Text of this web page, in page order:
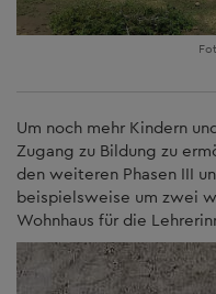
Um noch mehr Kindern
Zugang zu Bildung zu
den weiteren Phasen III
beispielsweise um zwei
Wohnhaus für die